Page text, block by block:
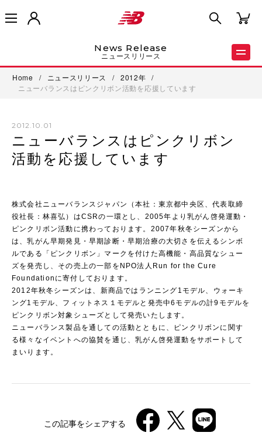
News Release
ニュースリリース
Home / ニュースリリース / 2012年
/
ニューバランスはピンクリボン活動を応援しています
2012.10.01
ニューバランスはピンクリボン
活動を応援しています
株式会社ニューバランスジャパン（本社：東京都中央区、代表取締
役社長：林喜弘）はCSRの一環とし、2005年より乳がん啓発運動・
ピンクリボン活動に携わっております。2007年秋冬シーズンから
は、乳がん早期発見・早期診断・早期治療の大切さを伝えるシンボ
ルである「ピンクリボン」マークを付けた高機能・高品質なシュー
ズを発売し、その売上の一部をNPO法人Run for the Cure
Foundationに寄付しております。
2012年秋冬シーズンは、新商品ではランニング1モデル、ウォーキ
ング1モデル、フィットネス１モデルと発売中6モデルの計9モデルを
ピンクリボン対象シューズとして発売いたします。
ニューバランス製品を通しての活動とともに、ピンクリボンに関す
る様々なイベントへの協賛を通じ、乳がん啓発運動をサポートして
まいります。
この記事をシェアする